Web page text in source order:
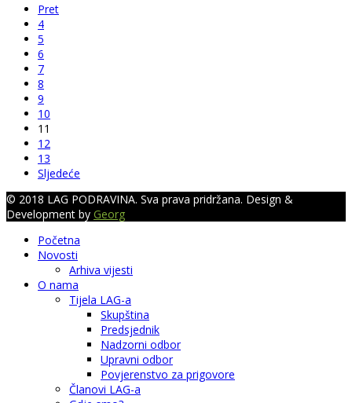
Pret
4
5
6
7
8
9
10
11
12
13
Sljedeće
© 2018 LAG PODRAVINA. Sva prava pridržana. Design &
Development by Georg
Početna
Novosti
Arhiva vijesti
O nama
Tijela LAG-a
Skupština
Predsjednik
Nadzorni odbor
Upravni odbor
Povjerenstvo za prigovore
Članovi LAG-a